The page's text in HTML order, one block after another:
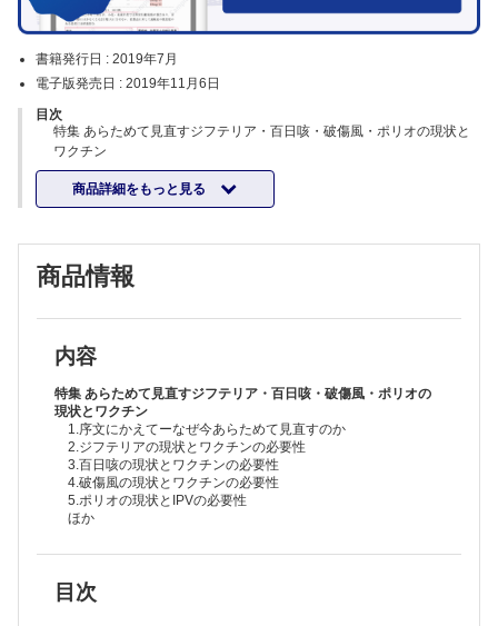
書籍発行日 : 2019年7月
電子版発売日 : 2019年11月6日
目次
特集 あらためて見直すジフテリア・百日咳・破傷風・ポリオの現状と
ワクチン
1.序文にかえてーなぜ今あらためて見直すのか
2.ジフテリアの現状とワクチンの必要性
古宮 伸洋
綜説
健やか親子21(第2次)ーすべての子どもが健やかに育つ社会を目指して
家庭医療の推進を目指して
非典型溶血性尿毒症症候群(aHUS)の概説と疫学解析
世界への情報発信ー国際学会での発表のすすめ
症例
奇形腫との鑑別を要した新生児腹腔内遊離卵巣の1例
連載
［小児科臨床教育の実際］第7回 小児科初期臨床研修における指導医の
役割と実際
［最近の外国業績より］感染症
商品詳細をもっと見る
商品情報
内容
特集 あらためて見直すジフテリア・百日咳・破傷風・ポリオの
現状とワクチン
1.序文にかえてーなぜ今あらためて見直すのか
2.ジフテリアの現状とワクチンの必要性
3.百日咳の現状とワクチンの必要性
4.破傷風の現状とワクチンの必要性
5.ポリオの現状とIPVの必要性
ほか
目次